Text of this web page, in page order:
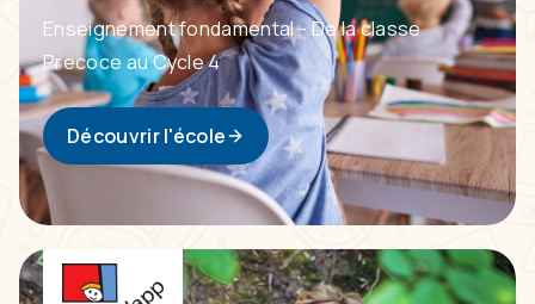
Enseignement fondamental - De la classe
Precoce au Cycle 4
Découvrir l'école